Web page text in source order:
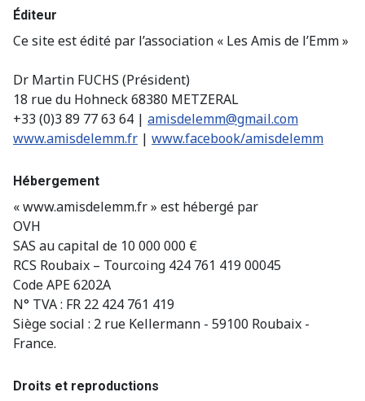
Éditeur
Ce site est édité par l’association « Les Amis de l’Emm »
Dr Martin FUCHS (Président)
18 rue du Hohneck 68380 METZERAL
+33 (0)3 89 77 63 64 | amisdelemm@gmail.com
www.amisdelemm.fr | www.facebook/amisdelemm
Hébergement
« www.amisdelemm.fr » est hébergé par
OVH
SAS au capital de 10 000 000 €
RCS Roubaix – Tourcoing 424 761 419 00045
Code APE 6202A
N° TVA : FR 22 424 761 419
Siège social : 2 rue Kellermann - 59100 Roubaix -
France.
Droits et reproductions